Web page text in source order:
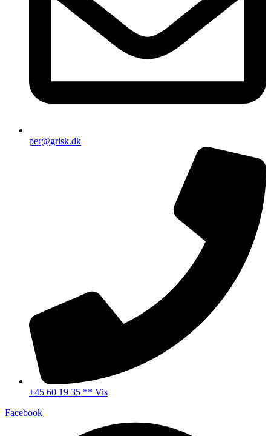
per@grisk.dk
+45 60 19 35 ** Vis
Facebook